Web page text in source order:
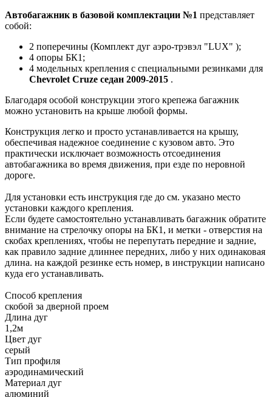
Автобагажник в базовой комплектации №1 представляет
собой:
2 поперечины (Комплект дуг аэро-трэвэл "LUX" );
4 опоры БК1;
4 модельных крепления с специальными резинками для
Chevrolet Cruze седан 2009-2015 .
Благодаря особой конструкции этого крепежа багажник
можно установить на крыше любой формы.
Конструкция легко и просто устанавливается на крышу,
обеспечивая надежное соединение с кузовом авто. Это
практически исключает возможность отсоединения
автобагажника во время движения, при езде по неровной
дороге.
Для установки есть инструкция где до см. указано место
установки каждого крепления.
Если будете самостоятельно устанавливать багажник обратите
внимание на стрелочку опоры на БК1, и метки - отверстия на
скобах креплениях, чтобы не перепутать передние и задние,
как правило задние длиннее передних, либо у них одинаковая
длина. на каждой резинке есть номер, в инструкции написано
куда его устанавливать.
Способ крепления
скобой за дверной проем
Длина дуг
1,2м
Цвет дуг
серый
Тип профиля
аэродинамический
Материал дуг
алюминий